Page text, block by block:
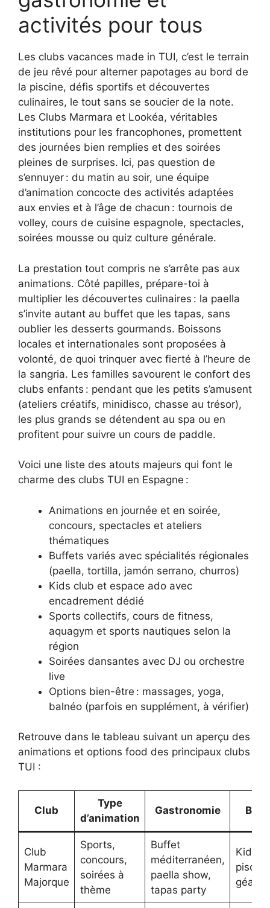
activités pour tous
Les clubs vacances made in TUI, c’est le terrain
de jeu rêvé pour alterner papotages au bord de
la piscine, défis sportifs et découvertes
culinaires, le tout sans se soucier de la note.
Les Clubs Marmara et Lookéa, véritables
institutions pour les francophones, promettent
des journées bien remplies et des soirées
pleines de surprises. Ici, pas question de
s’ennuyer : du matin au soir, une équipe
d’animation concocte des activités adaptées
aux envies et à l’âge de chacun : tournois de
volley, cours de cuisine espagnole, spectacles,
soirées mousse ou quiz culture générale.
La prestation tout compris ne s’arrête pas aux
animations. Côté papilles, prépare-toi à
multiplier les découvertes culinaires : la paella
s’invite autant au buffet que les tapas, sans
oublier les desserts gourmands. Boissons
locales et internationales sont proposées à
volonté, de quoi trinquer avec fierté à l’heure de
la sangria. Les familles savourent le confort des
clubs enfants : pendant que les petits s’amusent
(ateliers créatifs, minidisco, chasse au trésor),
les plus grands se détendent au spa ou en
profitent pour suivre un cours de paddle.
Voici une liste des atouts majeurs qui font le
charme des clubs TUI en Espagne :
Animations en journée et en soirée,
concours, spectacles et ateliers
thématiques
Buffets variés avec spécialités régionales
(paella, tortilla, jamón serrano, churros)
Kids club et espace ado avec
encadrement dédié
Sports collectifs, cours de fitness,
aquagym et sports nautiques selon la
région
Soirées dansantes avec DJ ou orchestre
live
Options bien-être : massages, yoga,
balnéo (parfois en supplément, à vérifier)
Retrouve dans le tableau suivant un aperçu des
animations et options food des principaux clubs
TUI :
Club
Type
d’animation
Gastronomie
Club
Marmara
Majorque
Sports,
concours,
soirées à
thème
Buffet
méditerranéen,
paella show,
tapas party
Kids
piscine
géante